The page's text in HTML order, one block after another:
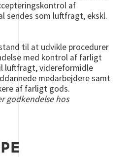
af
sendes som luftfragt, ekskl.
til at udvikle procedurer
med kontrol af farligt
luftfragt, videreformidle
medarbejdere samt
af farligt gods.
godkendelse hos